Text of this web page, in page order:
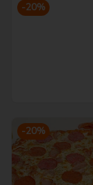
-20%
-20%